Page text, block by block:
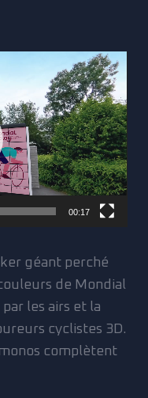
00:17
géant perché
de Mondial
les airs et la
cyclistes 3D.
complètent